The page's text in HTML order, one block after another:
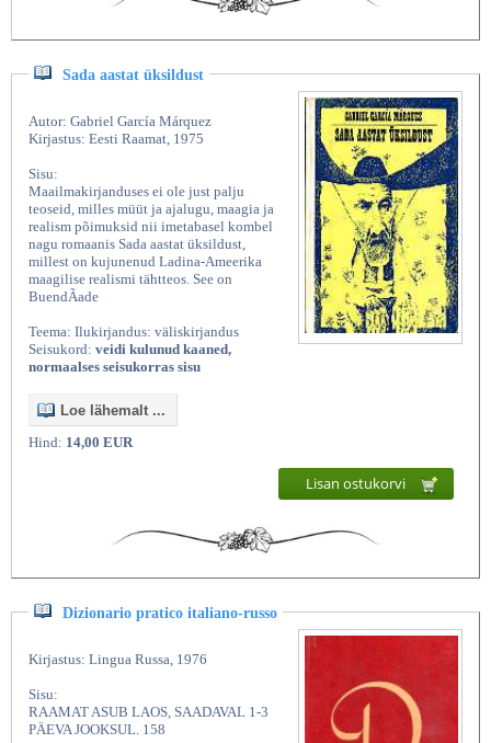
Sada aastat üksildust
Autor: Gabriel García Márquez
Kirjastus: Eesti Raamat, 1975
Sisu:
Maailmakirjanduses ei ole just palju
teoseid, milles müüt ja ajalugu, maagia ja
realism põimuksid nii imetabasel kombel
nagu romaanis Sada aastat üksildust,
millest on kujunenud Ladina-Ameerika
maagilise realismi tähtteos. See on
BuendÃade
Teema: Ilukirjandus: väliskirjandus
Seisukord: veidi kulunud kaaned,
normaalses seisukorras sisu
Loe lähemalt ...
Hind: 14,00 EUR
Lisan ostukorvi
Dizionario pratico italiano-russo
Kirjastus: Lingua Russa, 1976
Sisu:
RAAMAT ASUB LAOS, SAADAVAL 1-3
PÄEVA JOOKSUL. 158